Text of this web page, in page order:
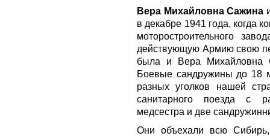
Вера Михайловна Сажина
в декабре 1941 года, когда
моторостроительного
действующую Армию свою
была и Вера Михайловна
Боевые сандружины до 18
разных уголков нашей
санитарного поезда с
медсестра и две
Они объехали всю